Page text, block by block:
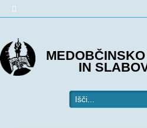
IN
O DRUŠTVU
Predstavitev